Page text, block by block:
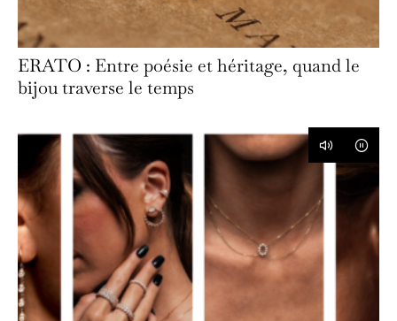
ERATO : Entre poésie et héritage, quand le
bijou traverse le temps